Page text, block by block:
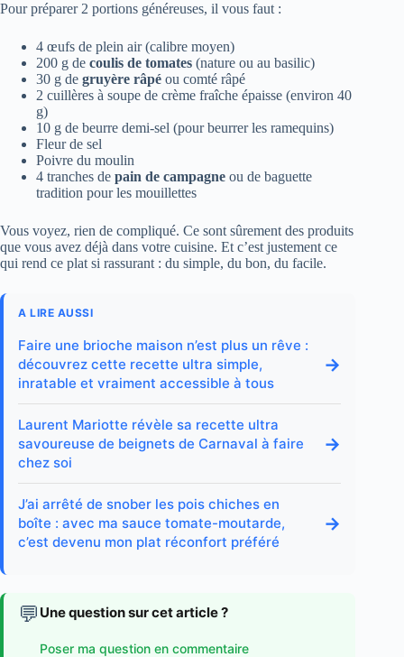
Pour préparer 2 portions généreuses, il vous faut :
4 œufs de plein air (calibre moyen)
200 g de coulis de tomates (nature ou au basilic)
30 g de gruyère râpé ou comté râpé
2 cuillères à soupe de crème fraîche épaisse (environ 40
g)
10 g de beurre demi-sel (pour beurrer les ramequins)
Fleur de sel
Poivre du moulin
4 tranches de pain de campagne ou de baguette
tradition pour les mouillettes
Vous voyez, rien de compliqué. Ce sont sûrement des produits
que vous avez déjà dans votre cuisine. Et c’est justement ce
qui rend ce plat si rassurant : du simple, du bon, du facile.
A LIRE AUSSI
Faire une brioche maison n’est plus un rêve :
découvrez cette recette ultra simple,
inratable et vraiment accessible à tous
→
Laurent Mariotte révèle sa recette ultra
savoureuse de beignets de Carnaval à faire
chez soi
→
J’ai arrêté de snober les pois chiches en
boîte : avec ma sauce tomate-moutarde,
c’est devenu mon plat réconfort préféré
→
💬 Une question sur cet article ?
Poser ma question en commentaire